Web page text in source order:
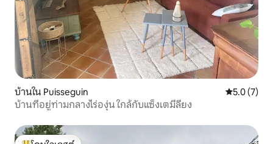
บ้านใน Puisseguin คะแนนเฉลี่
5.0 (7)
บ้านที่อยู่ท่ามกลางไร่องุ่น ใกล้กับแซ็งเตมีลียง